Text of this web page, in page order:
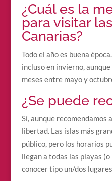
¿Cuál es la
para visitar
Canarias?
Todo el año es buena
incluso en invierno,
meses entre mayo y
¿Se puede
Sí, aunque recomendamos
libertad. Las islas más
público, pero los horarios
llegan a todas las playas
conocer tipo un/dos